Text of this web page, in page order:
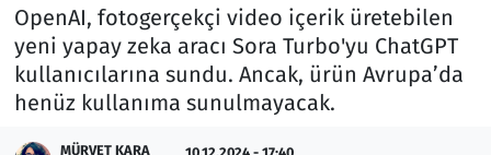
OpenAI, fotogerçekçi video içerik üretebilen
yeni yapay zeka aracı Sora Turbo'yu ChatGPT
kullanıcılarına sundu. Ancak, ürün Avrupa’da
henüz kullanıma sunulmayacak.
MÜRVET KARA
Lezzet Durağı
Memur ve Kamu
Otomobil